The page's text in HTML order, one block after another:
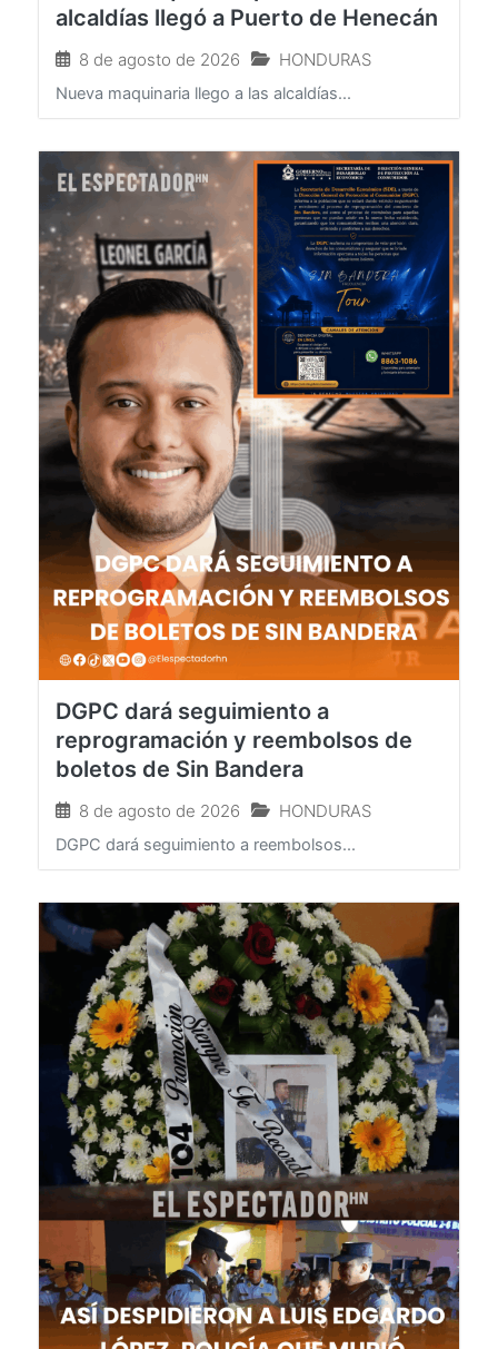
Nueva maquinaria para las 298
alcaldías llegó a Puerto de Henecán
8 de agosto de 2026 HONDURAS
Nueva maquinaria llego a las alcaldías...
DGPC dará seguimiento a
reprogramación y reembolsos de
boletos de Sin Bandera
8 de agosto de 2026 HONDURAS
DGPC dará seguimiento a reembolsos...